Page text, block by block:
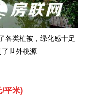
各类植被，绿化感十足
了世外桃源
/平米)